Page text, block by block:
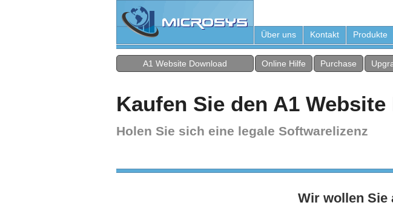
Über uns Kontakt Produkte
A1 Website Download Online Hilfe Purchase
Kaufen Sie den A1
Holen Sie sich eine legale Softwarelizenz
Wir wollen Sie